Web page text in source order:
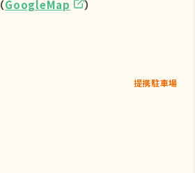
すので予めご了承くださ
GoogleMap
）
提携駐車場